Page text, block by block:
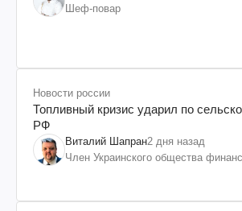
Шеф-повар
Новости россии
Топливный кризис ударил по
РФ
Виталий Шапран2 дня назад
Член Украинского общества